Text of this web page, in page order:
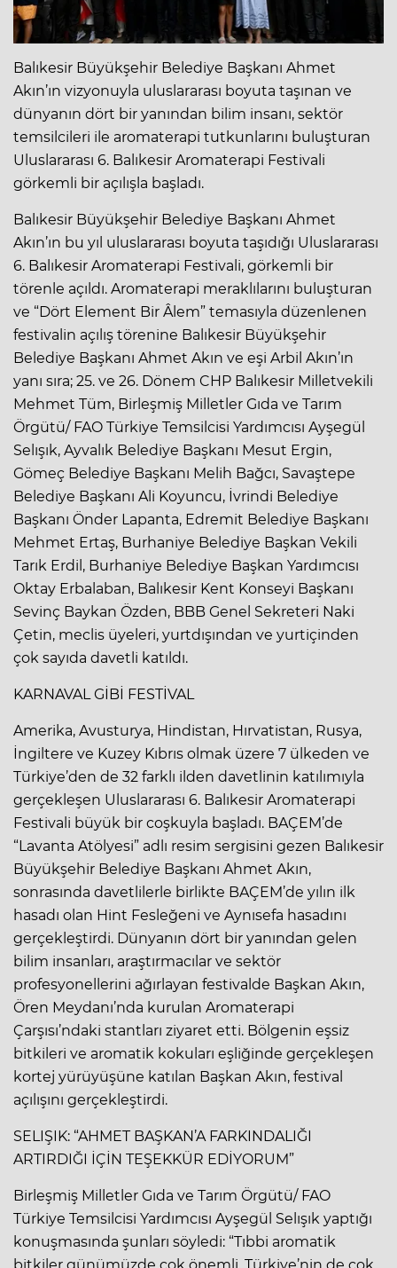
Balıkesir Büyükşehir Belediye Başkanı Ahmet
Akın’ın vizyonuyla uluslararası boyuta taşınan ve
dünyanın dört bir yanından bilim insanı, sektör
temsilcileri ile aromaterapi tutkunlarını buluşturan
Uluslararası 6. Balıkesir Aromaterapi Festivali
görkemli bir açılışla başladı.
Balıkesir Büyükşehir Belediye Başkanı Ahmet
Akın’ın bu yıl uluslararası boyuta taşıdığı Uluslararası
6. Balıkesir Aromaterapi Festivali, görkemli bir
törenle açıldı. Aromaterapi meraklılarını buluşturan
ve “Dört Element Bir Âlem” temasıyla düzenlenen
festivalin açılış törenine Balıkesir Büyükşehir
Belediye Başkanı Ahmet Akın ve eşi Arbil Akın’ın
yanı sıra; 25. ve 26. Dönem CHP Balıkesir Milletvekili
Mehmet Tüm, Birleşmiş Milletler Gıda ve Tarım
Örgütü/ FAO Türkiye Temsilcisi Yardımcısı Ayşegül
Selışık, Ayvalık Belediye Başkanı Mesut Ergin,
Gömeç Belediye Başkanı Melih Bağcı, Savaştepe
Belediye Başkanı Ali Koyuncu, İvrindi Belediye
Başkanı Önder Lapanta, Edremit Belediye Başkanı
Mehmet Ertaş, Burhaniye Belediye Başkan Vekili
Tarık Erdil, Burhaniye Belediye Başkan Yardımcısı
Oktay Erbalaban, Balıkesir Kent Konseyi Başkanı
Sevinç Baykan Özden, BBB Genel Sekreteri Naki
Çetin, meclis üyeleri, yurtdışından ve yurtiçinden
çok sayıda davetli katıldı.
KARNAVAL GİBİ FESTİVAL
Amerika, Avusturya, Hindistan, Hırvatistan, Rusya,
İngiltere ve Kuzey Kıbrıs olmak üzere 7 ülkeden ve
Türkiye’den de 32 farklı ilden davetlinin katılımıyla
gerçekleşen Uluslararası 6. Balıkesir Aromaterapi
Festivali büyük bir coşkuyla başladı. BAÇEM’de
“Lavanta Atölyesi” adlı resim sergisini gezen Balıkesir
Büyükşehir Belediye Başkanı Ahmet Akın,
sonrasında davetlilerle birlikte BAÇEM’de yılın ilk
hasadı olan Hint Fesleğeni ve Aynısefa hasadını
gerçekleştirdi. Dünyanın dört bir yanından gelen
bilim insanları, araştırmacılar ve sektör
profesyonellerini ağırlayan festivalde Başkan Akın,
Ören Meydanı’nda kurulan Aromaterapi
Çarşısı’ndaki stantları ziyaret etti. Bölgenin eşsiz
bitkileri ve aromatik kokuları eşliğinde gerçekleşen
kortej yürüyüşüne katılan Başkan Akın, festival
açılışını gerçekleştirdi.
SELIŞIK: “AHMET BAŞKAN’A FARKINDALIĞI
ARTIRDIĞI İÇİN TEŞEKKÜR EDİYORUM”
Birleşmiş Milletler Gıda ve Tarım Örgütü/ FAO
Türkiye Temsilcisi Yardımcısı Ayşegül Selışık yaptığı
konuşmasında şunları söyledi: “Tıbbi aromatik